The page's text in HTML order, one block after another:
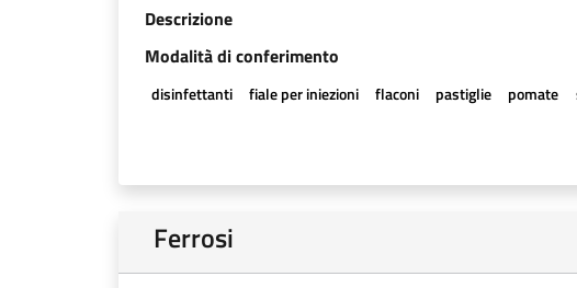
Descrizione
Modalità di conferimento
disinfettanti fiale per iniezioni flaconi pastiglie pomate
Ferrosi